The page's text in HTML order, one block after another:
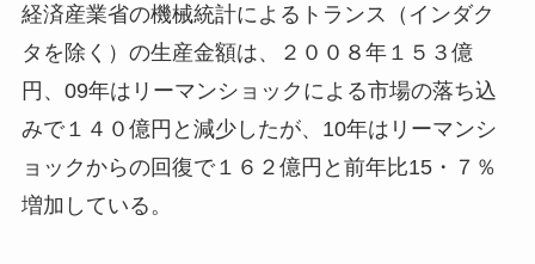
経済産業省の機械統計によるトランス（インダク
タを除く）の生産金額は、２００８年１５３億
円、09年はリーマンショックによる市場の落ち込
みで１４０億円と減少したが、10年はリーマンシ
ョックからの回復で１６２億円と前年比15・７％
増加している。